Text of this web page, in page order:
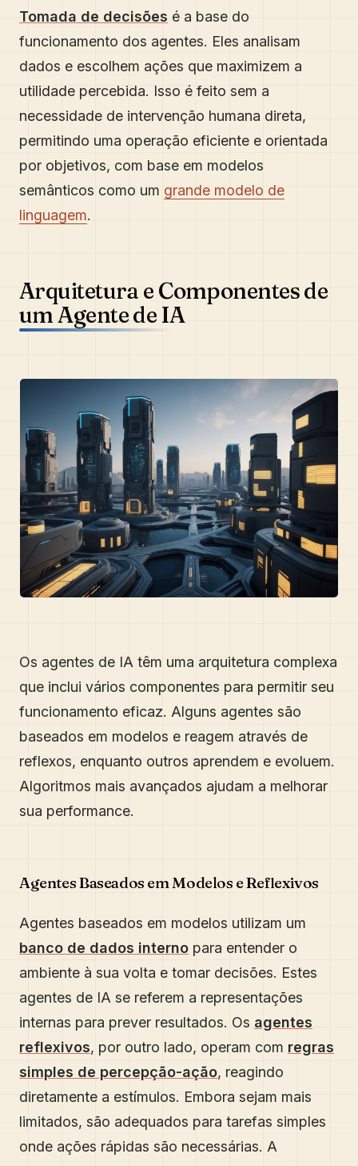
Tomada de decisões é a base do
funcionamento dos agentes. Eles analisam
dados e escolhem ações que maximizem a
utilidade percebida. Isso é feito sem a
necessidade de intervenção humana direta,
permitindo uma operação eficiente e orientada
por objetivos, com base em modelos
semânticos como um grande modelo de
linguagem.
Arquitetura e Componentes de
um Agente de IA
Os agentes de IA têm uma arquitetura complexa
que inclui vários componentes para permitir seu
funcionamento eficaz. Alguns agentes são
baseados em modelos e reagem através de
reflexos, enquanto outros aprendem e evoluem.
Algoritmos mais avançados ajudam a melhorar
sua performance.
Agentes Baseados em Modelos e Reflexivos
Agentes baseados em modelos utilizam um
banco de dados interno para entender o
ambiente à sua volta e tomar decisões. Estes
agentes de IA se referem a representações
internas para prever resultados. Os agentes
reflexivos, por outro lado, operam com regras
simples de percepção-ação, reagindo
diretamente a estímulos. Embora sejam mais
limitados, são adequados para tarefas simples
onde ações rápidas são necessárias. A